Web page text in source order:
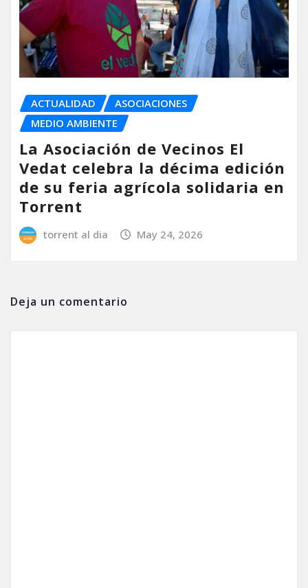
ACTUALIDAD
ASOCIACIONES
MEDIO AMBIENTE
La Asociación de Vecinos El
Vedat celebra la décima edición
de su feria agrícola solidaria en
Torrent
torrent al dia May 24, 2026
Deja un comentario